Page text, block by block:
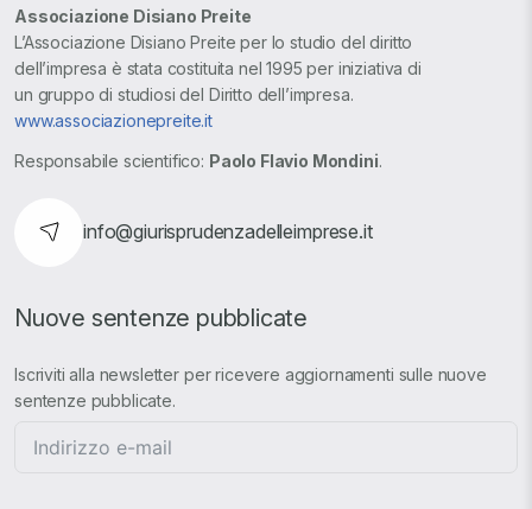
Associazione Disiano Preite
L’Associazione Disiano Preite per lo studio del diritto
dell’impresa è stata costituita nel 1995 per iniziativa di
un gruppo di studiosi del Diritto dell’impresa.
www.associazionepreite.it
Responsabile scientifico: Paolo Flavio Mondini.
info@giurisprudenzadelleimprese.it
Nuove sentenze pubblicate
Iscriviti alla newsletter per ricevere aggiornamenti sulle nuove
sentenze pubblicate.